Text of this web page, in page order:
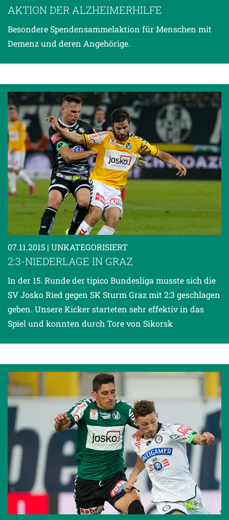
AKTION DER ALZHEIMERHILFE
Besondere Spendensammelaktion für Menschen mit
Demenz und deren Angehörige.
07.11.2015 | UNKATEGORISIERT
2:3-NIEDERLAGE IN GRAZ
In der 15. Runde der tipico Bundesliga musste sich die
SV Josko Ried gegen SK Sturm Graz mit 2:3 geschlagen
geben. Unsere Kicker starteten sehr effektiv in das
Spiel und konnten durch Tore von Sikorsk